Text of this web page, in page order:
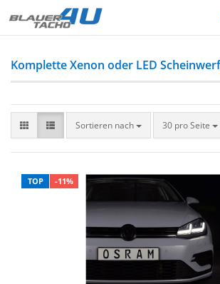
Komplette Xenon oder LED
Sortieren nach 30 pro Seite
TOP -11%